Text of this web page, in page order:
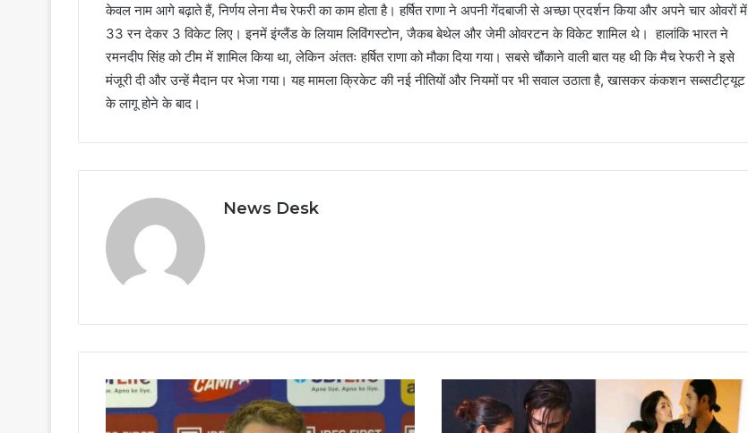
केवल नाम आगे बढ़ाते हैं, निर्णय लेना मैच रेफरी का काम होता है। हर्षित राणा ने अपनी गेंदबाजी से अच्छा प्रदर्शन किया और अपने चार ओवरों में
33 रन देकर 3 विकेट लिए। इनमें इंग्लैंड के लियाम लिविंगस्टोन, जैकब बेथेल और जेमी ओवरटन के विकेट शामिल थे। हालांकि भारत ने
रमनदीप सिंह को टीम में शामिल किया था, लेकिन अंततः हर्षित राणा को मौका दिया गया। सबसे चौंकाने वाली बात यह थी कि मैच रेफरी ने इसे
मंजूरी दी और उन्हें मैदान पर भेजा गया। यह मामला क्रिकेट की नई नीतियों और नियमों पर भी सवाल उठाता है, खासकर कंकशन सब्सटीट्यूट
के लागू होने के बाद।
News Desk